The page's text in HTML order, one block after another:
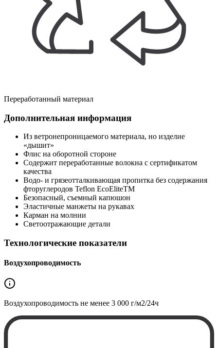
Переработанный материал
Дополнительная информация
Из ветронепроницаемого материала, но изделие
«дышит»
Флис на оборотной стороне
Содержит переработанные волокна с сертификатом
качества
Водо- и грязеотталкивающая пропитка без содержания
фторуглеродов Teflon EcoEliteTM
Безопасный, съемный капюшон
Эластичные манжеты на рукавах
Карман на молнии
Светоотражающие детали
Технологические показатели
Воздухопроводимость
Воздухопроводимость не менее 3 000 г/м2/24ч